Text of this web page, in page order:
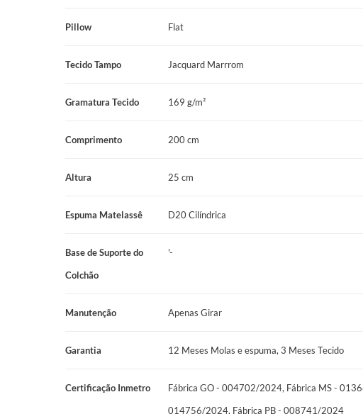
Revestimento: Jacquard Marrom
Cor: Marrom
Garantia: 12 Meses Molas e espuma, 3 Meses Tecido
Pillow Flat
Tecido Tampo Jacquard Marrrom
Gramatura Tecido 169 g/m²
Comprimento 200 cm
Altura 25 cm
Espuma Matelassê D20 Cilíndrica
Base de Suporte do
Colchão
'-
Manutenção Apenas Girar
Garantia 12 Meses Molas e espuma, 3 Meses Tecido
Certificação Inmetro
Fábrica GO - 004702/2024, Fábrica MS -
014756/2024, Fábrica PB - 008741/2024